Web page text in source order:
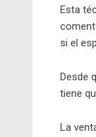
Esta
si el
Desde
tiene
La